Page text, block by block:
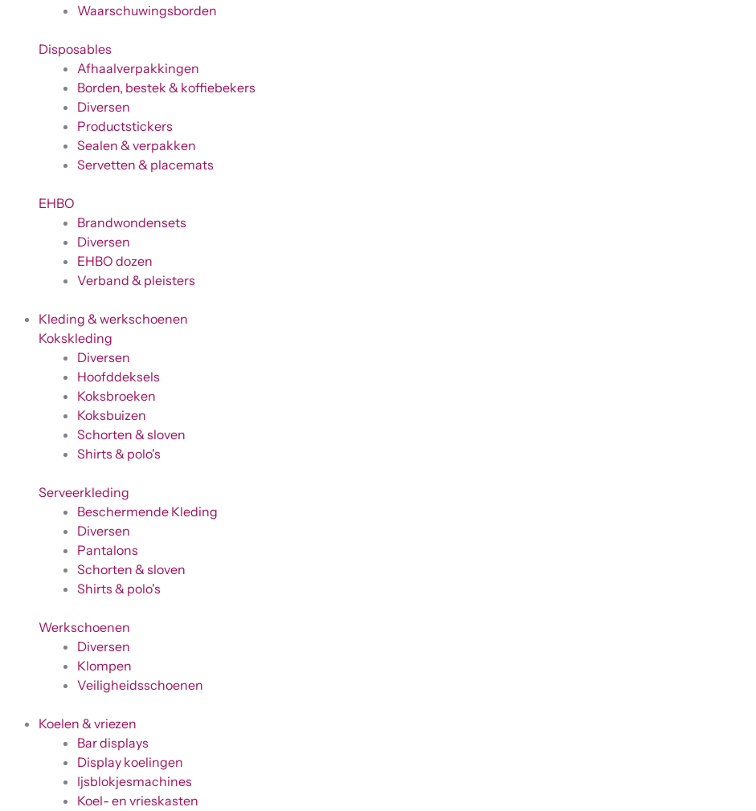
Waarschuwingsborden
Disposables
Afhaalverpakkingen
Borden, bestek & koffiebekers
Diversen
Productstickers
Sealen & verpakken
Servetten & placemats
EHBO
Brandwondensets
Diversen
EHBO dozen
Verband & pleisters
Kleding & werkschoenen
Kokskleding
Diversen
Hoofddeksels
Koksbroeken
Koksbuizen
Schorten & sloven
Shirts & polo's
Serveerkleding
Beschermende Kleding
Diversen
Pantalons
Schorten & sloven
Shirts & polo's
Werkschoenen
Diversen
Klompen
Veiligheidsschoenen
Koelen & vriezen
Bar displays
Display koelingen
Ijsblokjesmachines
Koel- en vrieskasten